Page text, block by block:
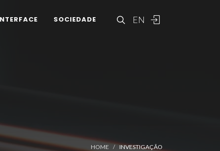
EN
SOCIEDADE
HOME INVESTIGAÇÃO